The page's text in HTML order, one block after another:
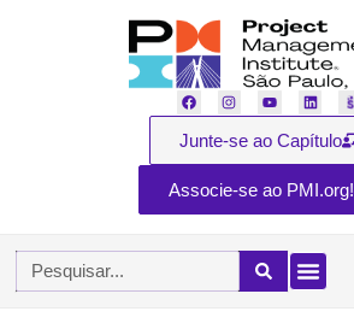
Junte-se ao Capítulo
Associe-se ao PMI.org!